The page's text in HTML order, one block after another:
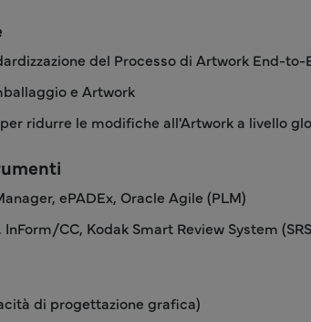
del Processo di Artwork End-to-
e Artwork
ridurre le modifiche all'Artwork a livello
ePADEx, Oracle Agile (PLM)
CC, Kodak Smart Review System
di progettazione grafica)